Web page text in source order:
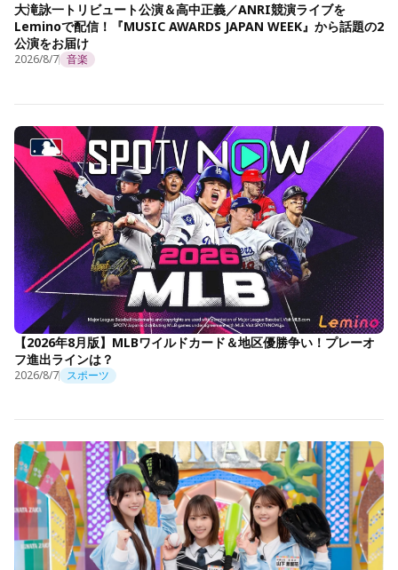
大滝詠一トリビュート公演＆高中正義／ANRI競演ライブを
Leminoで配信！『MUSIC AWARDS JAPAN WEEK』から話題の2
公演をお届け
2026/8/7 音楽
【2026年8月版】MLBワイルドカード＆地区優勝争い！プレーオ
フ進出ラインは？
2026/8/7 スポーツ